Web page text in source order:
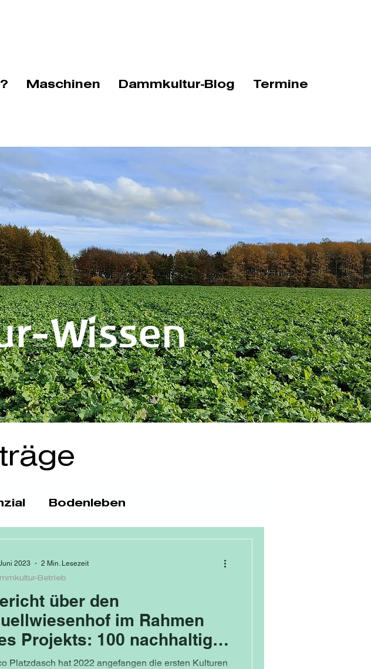
Maschinen Dammkultur-Blog Termine
Wissen
Bodenleben
über den
im Rahmen
Projekts: 100 nachhaltige
Platzdasch hat 2022 angefangen die ersten Kulturen
Betrieb
2023 2 Min. Lesezeit